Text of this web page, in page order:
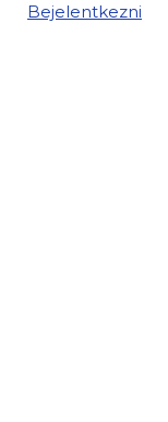
Bejelentkezni